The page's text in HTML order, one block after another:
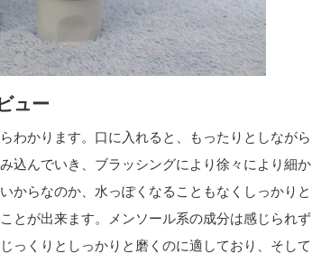
ュー
わかります。口に入れると、もったりとしながら
込んでいき、ブラッシングにより徐々により細か
からなのか、水っぽくなることもなくしっかりと
とが出来ます。メンソール系の成分は感じられず
っくりとしっかりと磨くのに適しており、そして